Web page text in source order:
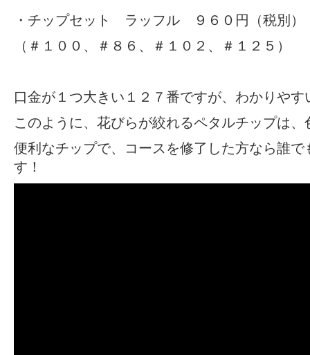
・ チップセット ラッフル ９６０円（税別）
（＃１００、＃８６、＃１０２、＃１２５）
口金が１つ大きい１２７番ですが、わかりや
このように、花びらが絞れるペタルチップは
便利なチップで、コースを修了した方なら誰で
す！